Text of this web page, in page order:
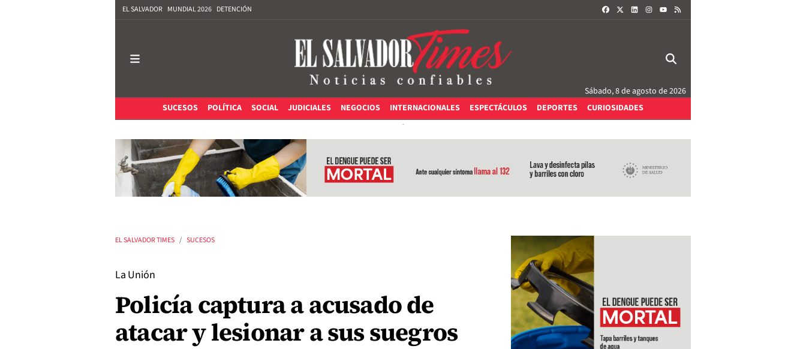
EL SALVADOR MUNDIAL 2026 DETENCIÓN FACEBOOKLINKEDININSTAGRAM
Sábado, 8 de agosto de 2026
SUCESOS
POLÍTICA SOCIAL JUDICIALES NEGOCIOS INTERNACIONALES ESPECTÁCULOS DEPORTES CURIOSIDADES
EL SALVADOR TIMES SUCESOS
La Unión
Policía captura a acusado de
atacar y lesionar a sus suegros